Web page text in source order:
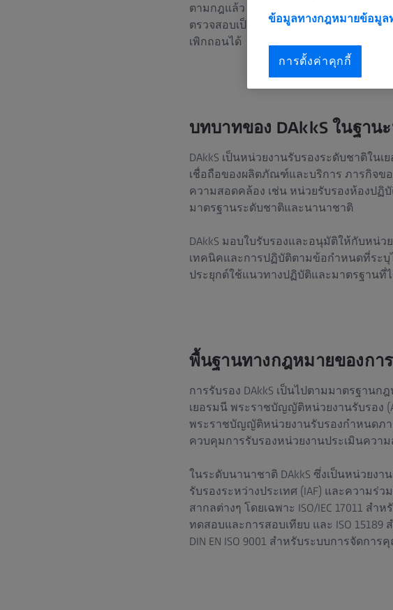
ตามกฎแล้ว การรับรอง DAkkS จะได้รับก
ตรวจสอบเป็นประจำเพื่อให้แน่ใจว่ายังค
เพิกถอนได้
บทบาทของ DAkkS ในฐา
DAkkS เป็นหน่วยงานรับรองระดับชาติใ
เชื่อถือของผลิตภัณฑ์และบริการ ภารกิจข
ความสอดคล้อง เช่น หน่วยรับรองห้องป
มาตรฐานระดับชาติและนานาชาติ
DAkkS มอบใบรับรองและอนุมัติให้กับหน่
เทคนิคและการปฏิบัติตามข้อกำหนดที่ระบุ
ประยุกต์ใช้แนวทางปฏิบัติและมาตรฐานที่
พื้นฐานทางกฎหมายของกา
การรับรอง DAkkS เป็นไปตามมาตรฐานก
เยอรมนี พระราชบัญญัติหน่วยงานรับรอง
พระราชบัญญัติหน่วยงานรับรองกำหนดภา
ควบคุมการรับรองหน่วยงานประเมินควา
ในระดับนานาชาติ DAkkS ซึ่งเป็นหน่วยง
รับรองระหว่างประเทศ (IAF) และความร่
สากลต่างๆ โดยเฉพาะ ISO/IEC 17011 ส
ทดสอบและการสอบเทียบ และ ISO
DIN EN ISO 9001 สำหรับระบบการจัดกา
ข้อมูลทางกฎหมายข้อมูล
การตั้งค่าคุกกี้